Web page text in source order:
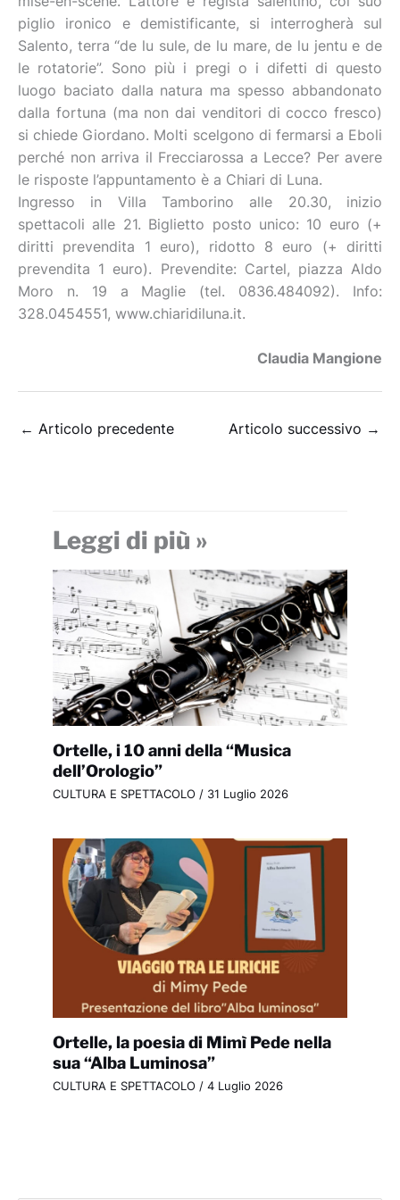
piglio ironico e demistificante, si interrogherà sul
Salento, terra “de lu sule, de lu mare, de lu jentu e de
le rotatorie”. Sono più i pregi o i difetti di questo
luogo baciato dalla natura ma spesso abbandonato
dalla fortuna (ma non dai venditori di cocco fresco)
si chiede Giordano. Molti scelgono di fermarsi a Eboli
perché non arriva il Frecciarossa a Lecce? Per avere
le risposte l’appuntamento è a Chiari di Luna.
Ingresso in Villa Tamborino alle 20.30, inizio
spettacoli alle 21. Biglietto posto unico: 10 euro (+
diritti prevendita 1 euro), ridotto 8 euro (+ diritti
prevendita 1 euro). Prevendite: Cartel, piazza Aldo
Moro n. 19 a Maglie (tel. 0836.484092). Info:
328.0454551, www.chiaridiluna.it.
Claudia Mangione
← Articolo precedente Articolo successivo →
Leggi di più »
Ortelle, i 10 anni della “Musica
dell’Orologio”
CULTURA E SPETTACOLO / 31 Luglio 2026
Ortelle, la poesia di Mimì Pede nella
sua “Alba Luminosa”
CULTURA E SPETTACOLO / 4 Luglio 2026